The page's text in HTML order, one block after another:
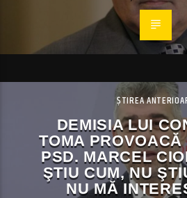
ȘTIREA
DEMISIA LUI
TOMA
PSD. MARCEL
ŞTIU CUM, NU
NU MĂ